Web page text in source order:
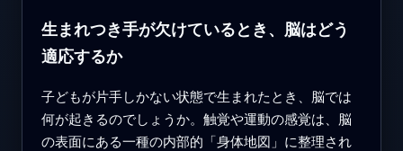
生まれつき手が欠けているとき、脳はどう
適応するか
子どもが片手しかない状態で生まれたとき、脳では
何が起きるのでしょうか。触覚や運動の感覚は、脳
の表面にある一種の内部的「身体地図」に整理され